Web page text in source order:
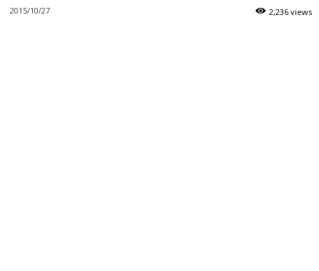
2015/10/27 2,236 views